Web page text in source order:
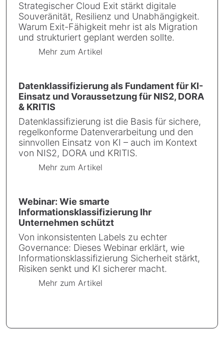
Strategischer Cloud Exit stärkt digitale
Souveränität, Resilienz und Unabhängigkeit.
Warum Exit-Fähigkeit mehr ist als Migration
und strukturiert geplant werden sollte.
Mehr zum Artikel
Datenklassifizierung als Fundament für KI-
Einsatz und Voraussetzung für NIS2, DORA
& KRITIS
Datenklassifizierung ist die Basis für sichere,
regelkonforme Datenverarbeitung und den
sinnvollen Einsatz von KI – auch im Kontext
von NIS2, DORA und KRITIS.
Mehr zum Artikel
Webinar: Wie smarte
Informationsklassifizierung Ihr
Unternehmen schützt
Von inkonsistenten Labels zu echter
Governance: Dieses Webinar erklärt, wie
Informationsklassifizierung Sicherheit stärkt,
Risiken senkt und KI sicherer macht.
Mehr zum Artikel